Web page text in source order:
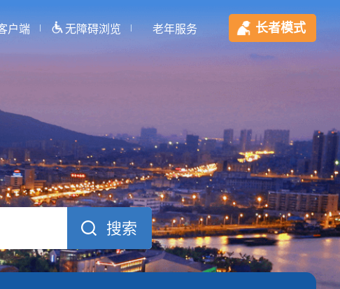
户端 无障碍浏览 老年服务 长者模式